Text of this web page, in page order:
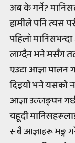
अब के गर्ने?
हामीले पनि त्यस
पहिलो
लाग्दैन भने मसँग
एउटा आज्ञा पालन
दिइयो भने यसको
आज्ञा उल्लङ्घन
यहूदी
सबै आज्ञाहरू भङ्ग